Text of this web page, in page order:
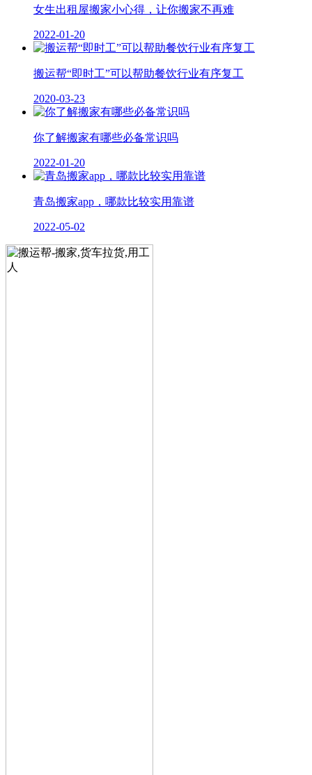
女生出租屋搬家小心得，让你搬家不再难
2022-01-20
搬运帮“即时工”可以帮助餐饮行业有序复工
2020-03-23
你了解搬家有哪些必备常识吗
2022-01-20
青岛搬家app，哪款比较实用靠谱
2022-05-02